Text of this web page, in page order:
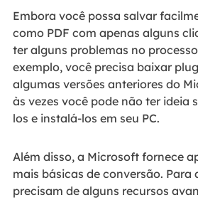
Embora você possa salvar
como PDF com apenas alguns
ter alguns problemas no
exemplo, você precisa baixar
algumas versões anteriores do
às vezes você pode não ter ideia
los e instalá-los em seu PC.
Além disso, a Microsoft fornece
mais básicas de conversão. Para
precisam de alguns recursos